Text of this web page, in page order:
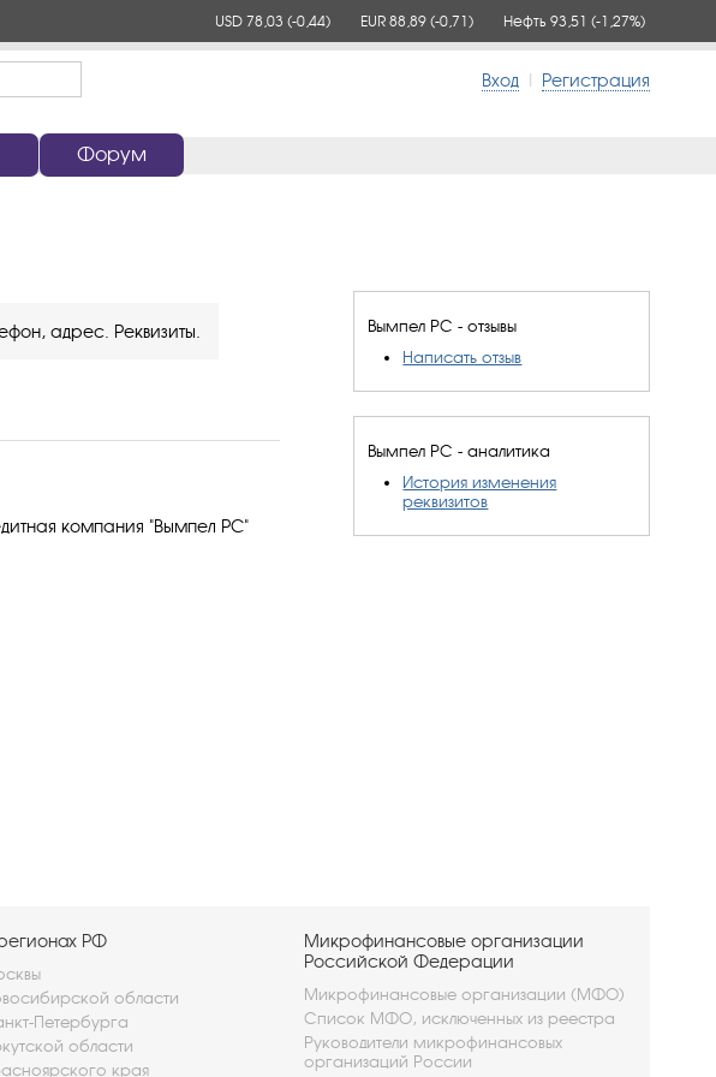
USD 78,03 (-0,44) EUR 88,89 (-0,71) Нефть 93,51 (-1,27%)
Вход | Регистрация
Форум
Вымпел РС - отзывы
Написать отзыв
Вымпел РС - аналитика
История изменения
реквизитов
адрес. Реквизиты.
компания "Вымпел РС"
РФ
области
Петербурга
области
края
Микрофинансовые организации
Российской Федерации
Микрофинансовые организации (МФО)
Список МФО, исключенных из реестра
Руководители микрофинансовых
организаций России